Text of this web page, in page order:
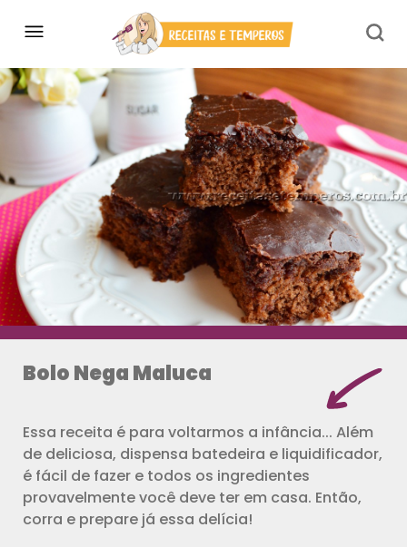
Bolo Nega Maluca
Essa receita é para voltarmos a infância... Além
de deliciosa, dispensa batedeira e liquidificador,
é fácil de fazer e todos os ingredientes
provavelmente você deve ter em casa. Então,
corra e prepare já essa delícia!